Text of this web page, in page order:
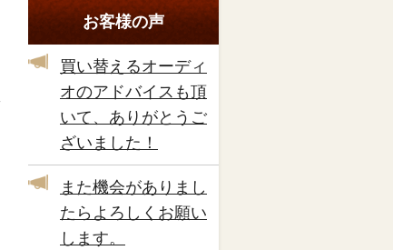
お客様の声
買い替えるオーディ
オのアドバイスも頂
いて、ありがとうご
ざいました！
また機会がありまし
たらよろしくお願い
します。